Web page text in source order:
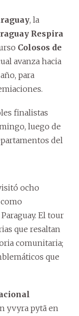
, la
Respira
Colosos de
avanza hacia
para
finalistas
luego de
del
ocho
El tour
que resaltan
comunitaria;
que
yvyra pytã en